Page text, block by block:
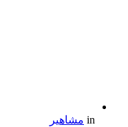
in مشاهير